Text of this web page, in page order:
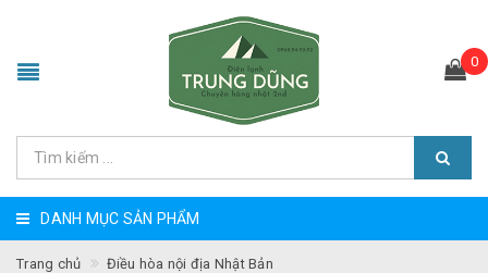
0
DANH MỤC SẢN PHẨM
Trang chủ
Điều hòa nội địa Nhật Bản